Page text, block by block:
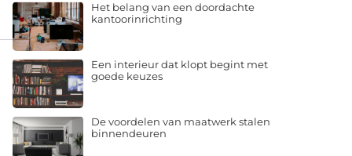
Het belang van een doordachte
kantoorinrichting
Een interieur dat klopt begint met
goede keuzes
De voordelen van maatwerk stalen
binnendeuren